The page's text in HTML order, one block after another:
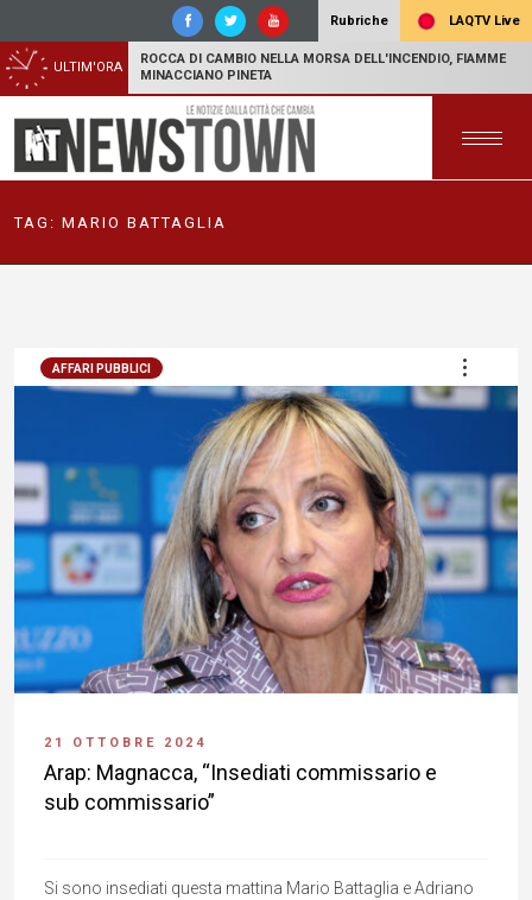
Rubriche LAQTV Live
ULTIM'ORA
ROCCA DI CAMBIO NELLA MORSA DELL'INCENDIO, FIAMME
MINACCIANO PINETA
TAG: MARIO BATTAGLIA
AFFARI PUBBLICI
21 OTTOBRE 2024
Arap: Magnacca, “Insediati commissario e
sub commissario”
Si sono insediati questa mattina Mario Battaglia e Adriano